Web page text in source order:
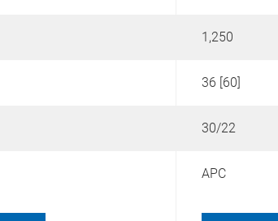
1,250
36 [60]
30/22
APC